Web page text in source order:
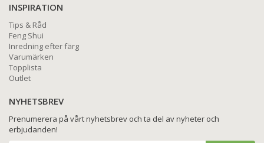
INSPIRATION
Tips & Råd
Feng Shui
Inredning efter färg
Varumärken
Topplista
Outlet
NYHETSBREV
Prenumerera på vårt nyhetsbrev och ta del av nyheter och
erbjudanden!